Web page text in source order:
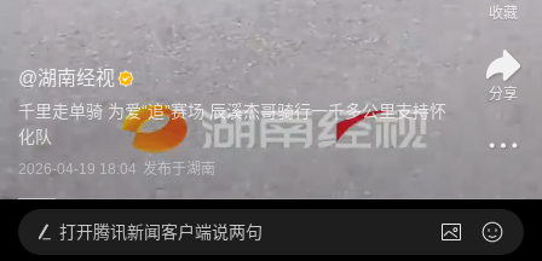
@湖南经视
千里走单骑 为爱“追”赛场 辰溪杰哥骑行一千多公里支持怀
化队
2026-04-19 18:04 发布于湖南
收藏
分享
打开腾讯新闻客户端说两句